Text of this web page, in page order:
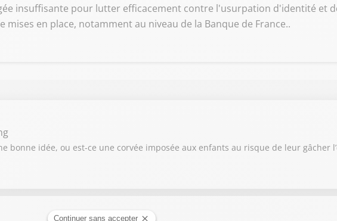
insuffisante pour lutter efficacement contre l'usurpation d'identité et
en place, notamment au niveau de la Banque de France..
bonne idée, ou est-ce une corvée imposée aux enfants au risque de leur gâcher